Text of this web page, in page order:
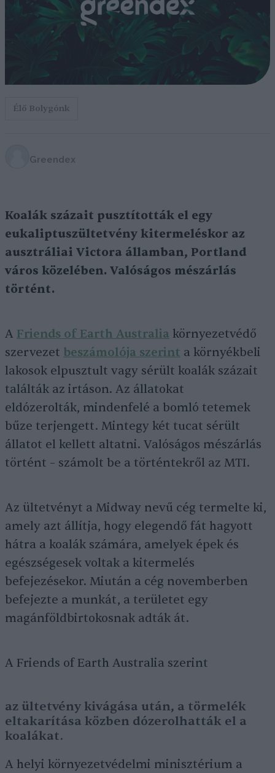
Élő Bolygónk
Greendex
Koalák százait pusztították el egy
eukaliptuszültetvény kitermeléskor az
ausztráliai Victora államban, Portland
város közelében. Valóságos mészárlás
történt.
A Friends of Earth Australia környezetvédő
szervezet beszámolója szerint a környékbeli
lakosok elpusztult vagy sérült koalák százait
találták az irtáson. Az állatokat
eldózerolták, mindenfelé a bomló tetemek
bűze terjengett. Mintegy két tucat sérült
állatot el kellett altatni. Valóságos mészárlás
történt – számolt be a történtekről az MTI.
Az ültetvényt a Midway nevű cég termelte ki,
amely azt állítja, hogy elegendő fát hagyott
hátra a koalák számára, amelyek épek és
egészségesek voltak a kitermelés
befejezésekor. Miután a cég novemberben
befejezte a munkát, a területet egy
magánföldbirtokosnak adták át.
A Friends of Earth Australia szerint
az ültetvény kivágása után, a törmelék
eltakarítása közben dózerolhatták el a
koalákat.
A helyi környezetvédelmi minisztérium a